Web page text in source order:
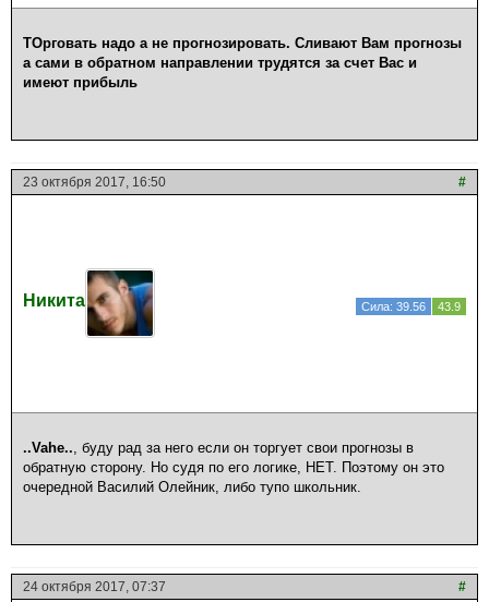
ТОрговать надо а не прогнозировать. Сливают Вам прогнозы
а сами в обратном направлении трудятся за счет Вас и
имеют прибыль
23 октября 2017, 16:50 #
Никита Сила: 39.56 43.9
..Vahe.. , буду рад за него если он торгует свои прогнозы в
обратную сторону. Но судя по его логике, НЕТ. Поэтому он это
очередной Василий Олейник, либо тупо школьник.
24 октября 2017, 07:37 #